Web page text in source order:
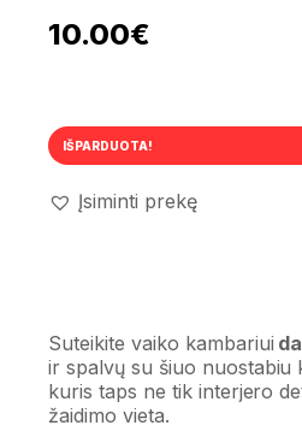
10.00€
IŠPARDUOTA!
Įsiminti prekę
Suteikite vaiko kambariui
ir spalvų su šiuo nuostabiu
kuris taps ne tik interjero
žaidimo vieta.